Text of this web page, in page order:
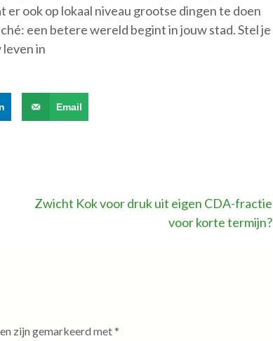
er ook op lokaal niveau grootse dingen te doen
een betere wereld begint in jouw stad. Stel je
leven in
Email
Zwicht Kok voor druk uit eigen CDA-fractie
voor korte termijn?
zijn gemarkeerd met*